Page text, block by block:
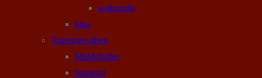
wakizashi
kina
Træningsvåben
Middelalder
Samurai